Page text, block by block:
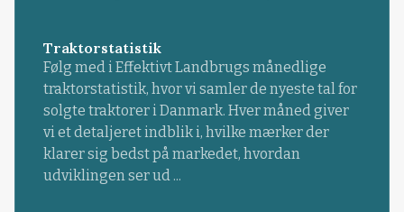
Traktorstatistik
Følg med i Effektivt Landbrugs månedlige
traktorstatistik, hvor vi samler de nyeste tal for
solgte traktorer i Danmark. Hver måned giver
vi et detaljeret indblik i, hvilke mærker der
klarer sig bedst på markedet, hvordan
udviklingen ser ud ...